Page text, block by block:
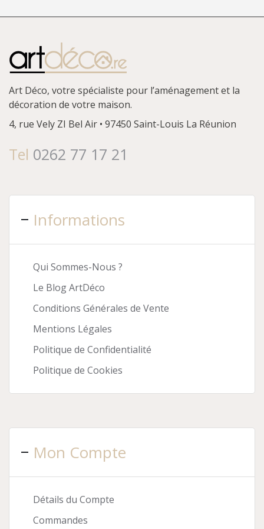
Art Déco, votre spécialiste pour l’aménagement et la
décoration de votre maison.
4, rue Vely ZI Bel Air • 97450 Saint-Louis La Réunion
Tel 0262 77 17 21
Informations
Qui Sommes-Nous ?
Le Blog ArtDéco
Conditions Générales de Vente
Mentions Légales
Politique de Confidentialité
Politique de Cookies
Mon Compte
Détails du Compte
Commandes